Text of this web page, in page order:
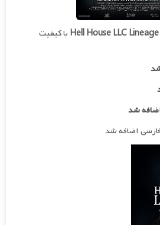
Hell House LLC با کیفیت
اضافه شد